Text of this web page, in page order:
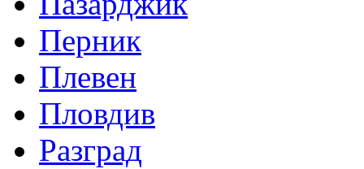
Перник
Плевен
Пловдив
Разград